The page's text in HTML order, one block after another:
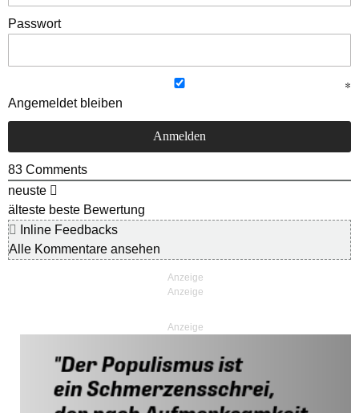
Passwort
Angemeldet bleiben
83 Comments
neuste
älteste beste Bewertung
Inline Feedbacks
Alle Kommentare ansehen
Anzeige